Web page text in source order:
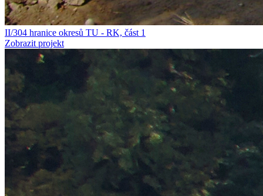
II/304 hranice okresů TU - RK, část 1
Zobrazit projekt